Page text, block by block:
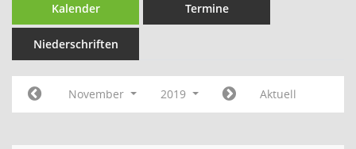
Kalender Termine
Niederschriften
November 2019 Aktuell